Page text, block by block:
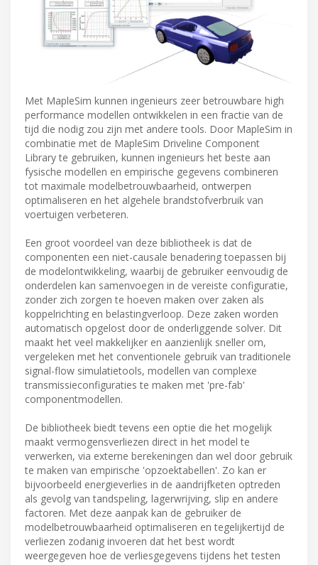
Met MapleSim kunnen ingenieurs zeer betrouwbare high
performance modellen ontwikkelen in een fractie van de
tijd die nodig zou zijn met andere tools. Door MapleSim in
combinatie met de MapleSim Driveline Component
Library te gebruiken, kunnen ingenieurs het beste aan
fysische modellen en empirische gegevens combineren
tot maximale modelbetrouwbaarheid, ontwerpen
optimaliseren en het algehele brandstofverbruik van
voertuigen verbeteren.
Een groot voordeel van deze bibliotheek is dat de
componenten een niet-causale benadering toepassen bij
de modelontwikkeling, waarbij de gebruiker eenvoudig de
onderdelen kan samenvoegen in de vereiste configuratie,
zonder zich zorgen te hoeven maken over zaken als
koppelrichting en belastingverloop. Deze zaken worden
automatisch opgelost door de onderliggende solver. Dit
maakt het veel makkelijker en aanzienlijk sneller om,
vergeleken met het conventionele gebruik van traditionele
signal-flow simulatietools, modellen van complexe
transmissieconfiguraties te maken met 'pre-fab'
componentmodellen.
De bibliotheek biedt tevens een optie die het mogelijk
maakt vermogensverliezen direct in het model te
verwerken, via externe berekeningen dan wel door gebruik
te maken van empirische 'opzoektabellen'. Zo kan er
bijvoorbeeld energieverlies in de aandrijfketen optreden
als gevolg van tandspeling, lagerwrijving, slip en andere
factoren. Met deze aanpak kan de gebruiker de
modelbetrouwbaarheid optimaliseren en tegelijkertijd de
verliezen zodanig invoeren dat het best wordt
weergegeven hoe de verliesgegevens tijdens het testen